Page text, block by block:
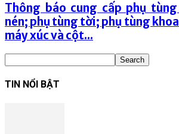
Thông báo cung cấp phụ
nén; phụ tùng tời; phụ tùng
máy xúc và cột...
TIN NỔI BẬT